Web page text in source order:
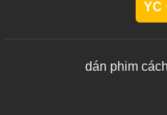
dán phim